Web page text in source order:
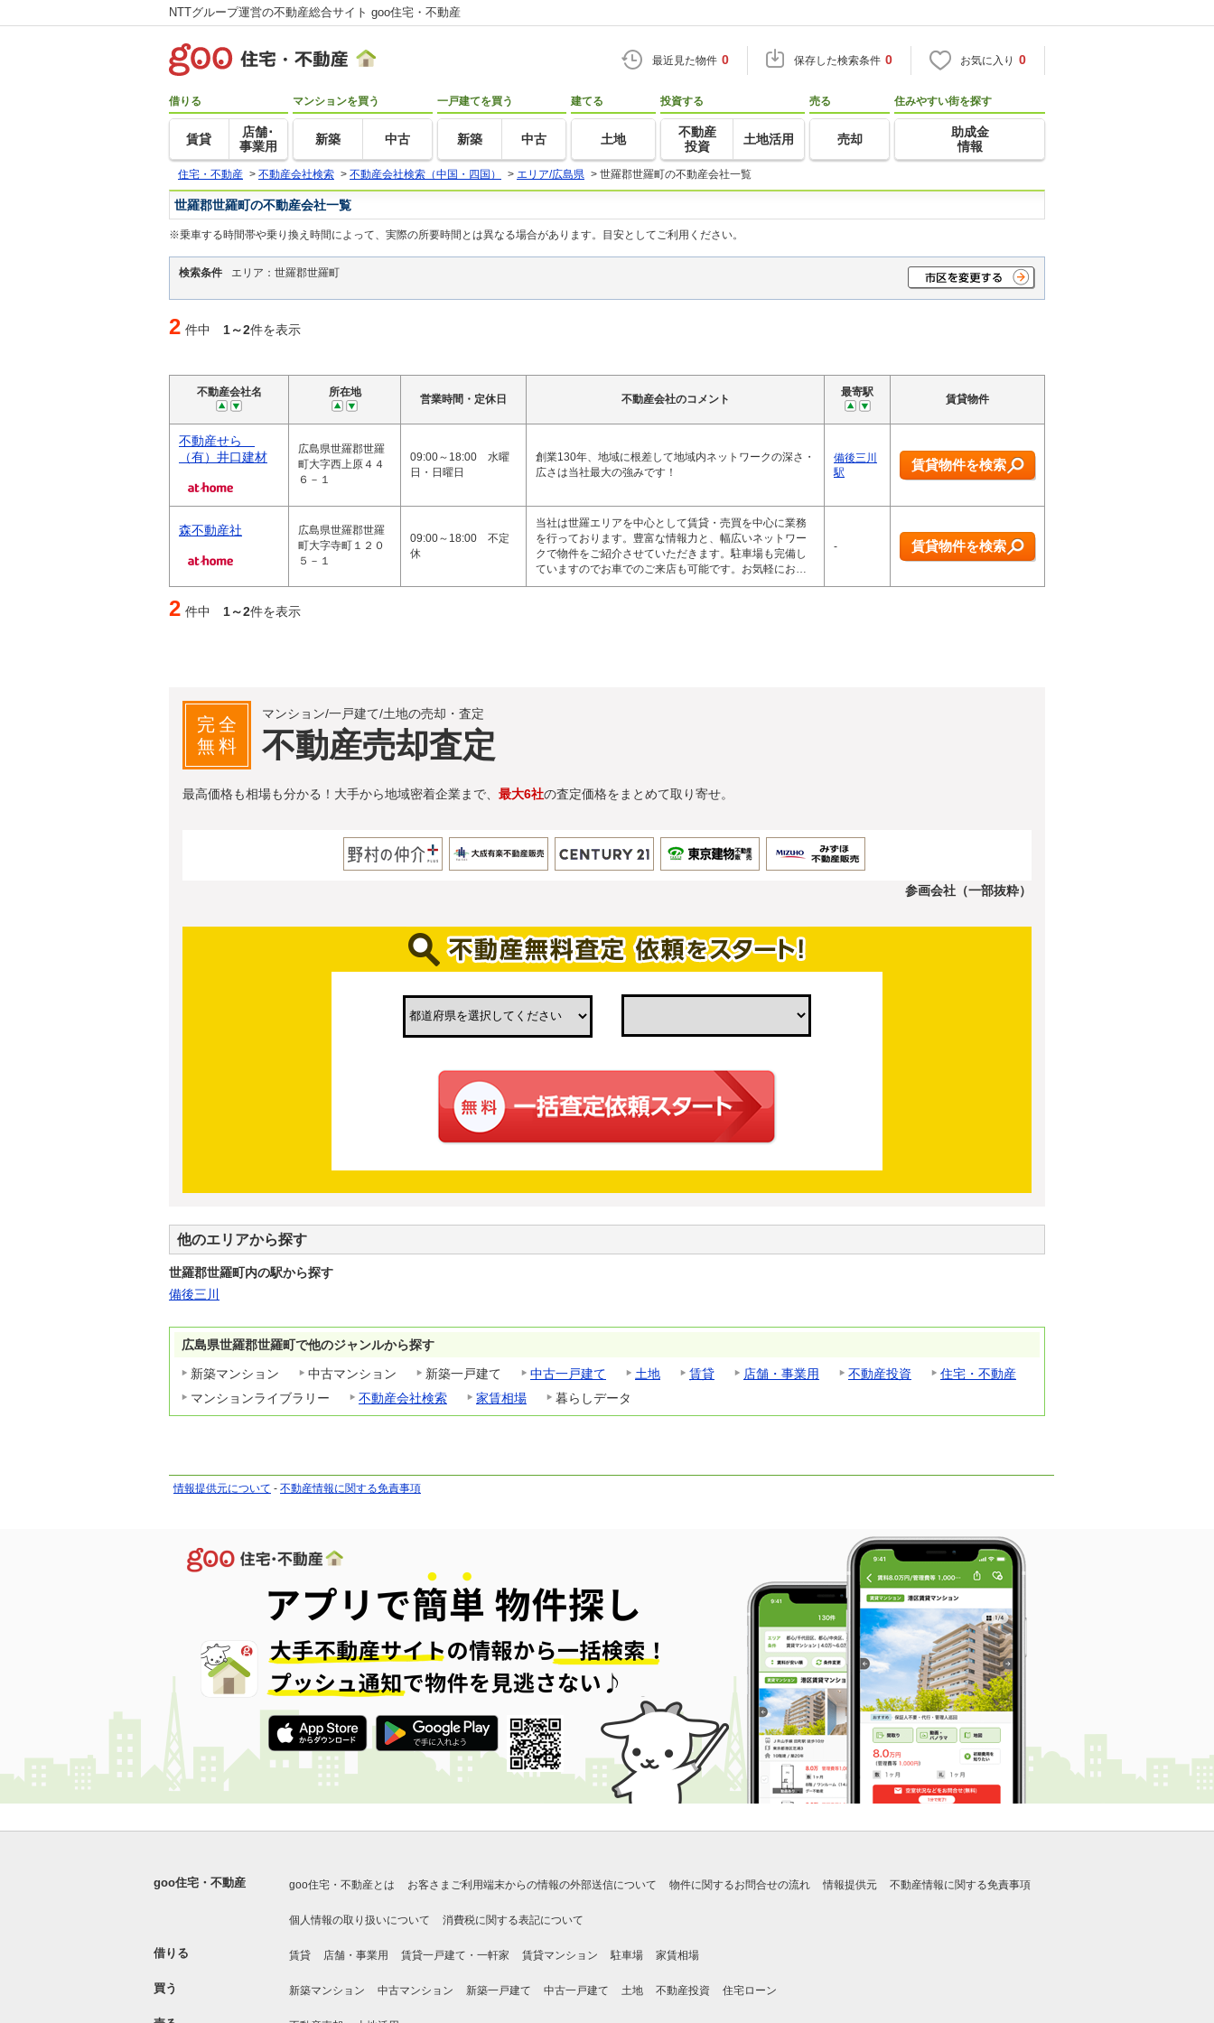
NTTグループ運営の不動産総合サイト goo住宅・不動産
最近見た物件 0 保存した検索条件 0 お気に入り 0
借りる
賃貸
店舗･
事業用
マンションを買う
新築 中古
一戸建てを買う
新築 中古
建てる
土地
投資する
不動産
投資
土地活用
売る
売却
住みやすい街を探す
助成金
情報
住宅・不動産 > 不動産会社検索 > 不動産会社検索（中国・四国） > エリア/広島県 > 世羅郡世羅町の不動産会社一覧
世羅郡世羅町の不動産会社一覧
※乗車する時間帯や乗り換え時間によって、実際の所要時間とは異なる場合があります。目安としてご利用ください。
検索条件 エリア：世羅郡世羅町
2 件中 1～2件を表示
不動産会社名 所在地
営業時間・定休日 不動産会社のコメント
最寄駅
賃貸物件
不動産せら
（有）井口建材
広島県世羅郡世羅
町大字西上原４４
６－１
09:00～18:00 水曜
日・日曜日
創業130年、地域に根差して地域内ネットワークの深さ・
広さは当社最大の強みです！
備後三川
駅
賃貸物件を検索
森不動産社
広島県世羅郡世羅
町大字寺町１２０
５－１
09:00～18:00 不定
休
当社は世羅エリアを中心として賃貸・売買を中心に業務
を行っております。豊富な情報力と、幅広いネットワー
クで物件をご紹介させていただきます。駐車場も完備し
ていますのでお車でのご来店も可能です。お気軽にお…
- 賃貸物件を検索
2 件中 1～2件を表示
完全
無料
マンション/一戸建て/土地の売却・査定
不動産売却査定
最高価格も相場も分かる！大手から地域密着企業まで、 最大6社の査定価格をまとめて取り寄せ。
参画会社（一部抜粋）
他のエリアから探す
世羅郡世羅町内の駅から探す
備後三川
広島県世羅郡世羅町で他のジャンルから探す
新築マンション
中古マンション 新築一戸建て 中古一戸建て 土地 賃貸 店舗・事業用 不動産投資
住宅・不動産
マンションライブラリー
不動産会社検索 家賃相場 暮らしデータ
情報提供元について - 不動産情報に関する免責事項
goo住宅・不動産 goo住宅・不動産とは お客さまご利用端末からの情報の外部送信について 物件に関するお問合せの流れ 情報提供元 不動産情報に関する免責事項
個人情報の取り扱いについて 消費税に関する表記について
借りる 賃貸 店舗・事業用 賃貸一戸建て・一軒家 賃貸マンション 駐車場 家賃相場
買う 新築マンション 中古マンション 新築一戸建て 中古一戸建て 土地 不動産投資 住宅ローン